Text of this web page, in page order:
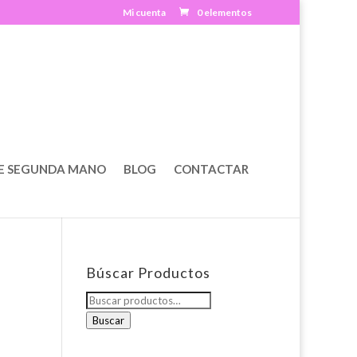
Mi cuenta 0 elementos
SEGUNDA MANO BLOG CONTACTAR
Búscar Productos
Buscar
por:
Buscar